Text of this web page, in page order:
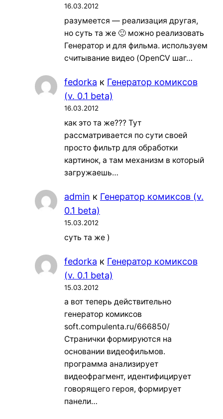
16.03.2012
разумеется — реализация другая,
но суть та же 🙂 можно реализовать
Генератор и для фильма. используем
считывание видео (OpenCV шаг…
fedorka к Генератор комиксов
(v. 0.1 beta)
16.03.2012
как это та же??? Тут
рассматривается по сути своей
просто фильтр для обработки
картинок, а там механизм в который
загружаешь…
admin к Генератор комиксов (v.
0.1 beta)
15.03.2012
суть та же )
fedorka к Генератор комиксов
(v. 0.1 beta)
15.03.2012
а вот теперь действительно
генератор комиксов
soft.compulenta.ru/666850/
Странички формируются на
основании видеофильмов.
программа анализирует
видеофрагмент, идентифицирует
говорящего героя, формирует
панели…